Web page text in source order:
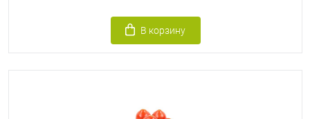
В корзину